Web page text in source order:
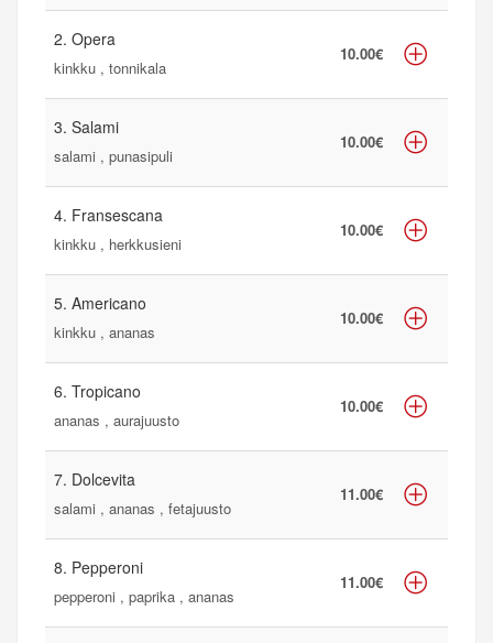
2. Opera
kinkku , tonnikala
10.00€
3. Salami
salami , punasipuli
10.00€
4. Fransescana
kinkku , herkkusieni
10.00€
5. Americano
kinkku , ananas
10.00€
6. Tropicano
ananas , aurajuusto
10.00€
7. Dolcevita
salami , ananas , fetajuusto
11.00€
8. Pepperoni
pepperoni , paprika , ananas
11.00€